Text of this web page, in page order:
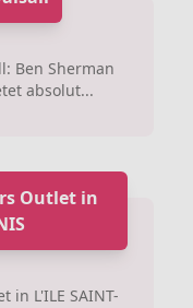
Ben Sherman
absolut...
Outlet in
in L'ILE SAINT-